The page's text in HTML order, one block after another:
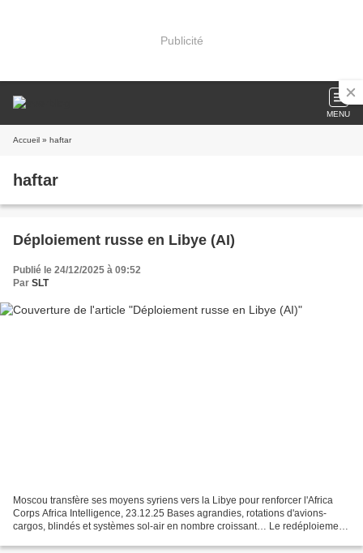
Publicité
MENU
Accueil » haftar
haftar
Déploiement russe en Libye (AI)
Publié le 24/12/2025 à 09:52
Par SLT
Moscou transfère ses moyens syriens vers la Libye pour renforcer l'Africa
Corps Africa Intelligence, 23.12.25 Bases agrandies, rotations d'avions-
cargos, blindés et systèmes sol-air en nombre croissant… Le redéploiement